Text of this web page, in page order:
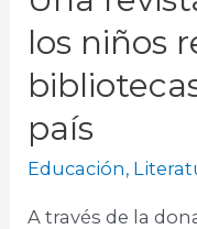
los niños
país
Educación,
A través de la